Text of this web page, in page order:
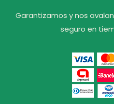
Garantizamos y nos
seguro en